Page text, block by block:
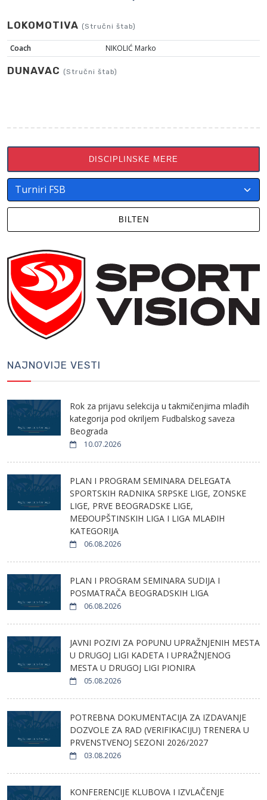
LOKOMOTIVA (Stručni štab)
Coach NIKOLIĆ Marko
DUNAVAC (Stručni štab)
DISCIPLINSKE MERE
BILTEN
NAJNOVIJE VESTI
Rok za prijavu selekcija u takmičenjima mlađih
kategorija pod okriljem Fudbalskog saveza
Beograda
10.07.2026
PLAN I PROGRAM SEMINARA DELEGATA
SPORTSKIH RADNIKA SRPSKE LIGE, ZONSKE
LIGE, PRVE BEOGRADSKE LIGE,
MEĐOUPŠTINSKIH LIGA I LIGA MLAĐIH
KATEGORIJA
06.08.2026
PLAN I PROGRAM SEMINARA SUDIJA I
POSMATRAČA BEOGRADSKIH LIGA
06.08.2026
JAVNI POZIVI ZA POPUNU UPRAŽNJENIH MESTA
U DRUGOJ LIGI KADETA I UPRAŽNJENOG
MESTA U DRUGOJ LIGI PIONIRA
05.08.2026
POTREBNA DOKUMENTACIJA ZA IZDAVANJE
DOZVOLE ZA RAD (VERIFIKACIJU) TRENERA U
PRVENSTVENOJ SEZONI 2026/2027
03.08.2026
KONFERENCIJE KLUBOVA I IZVLAČENJE